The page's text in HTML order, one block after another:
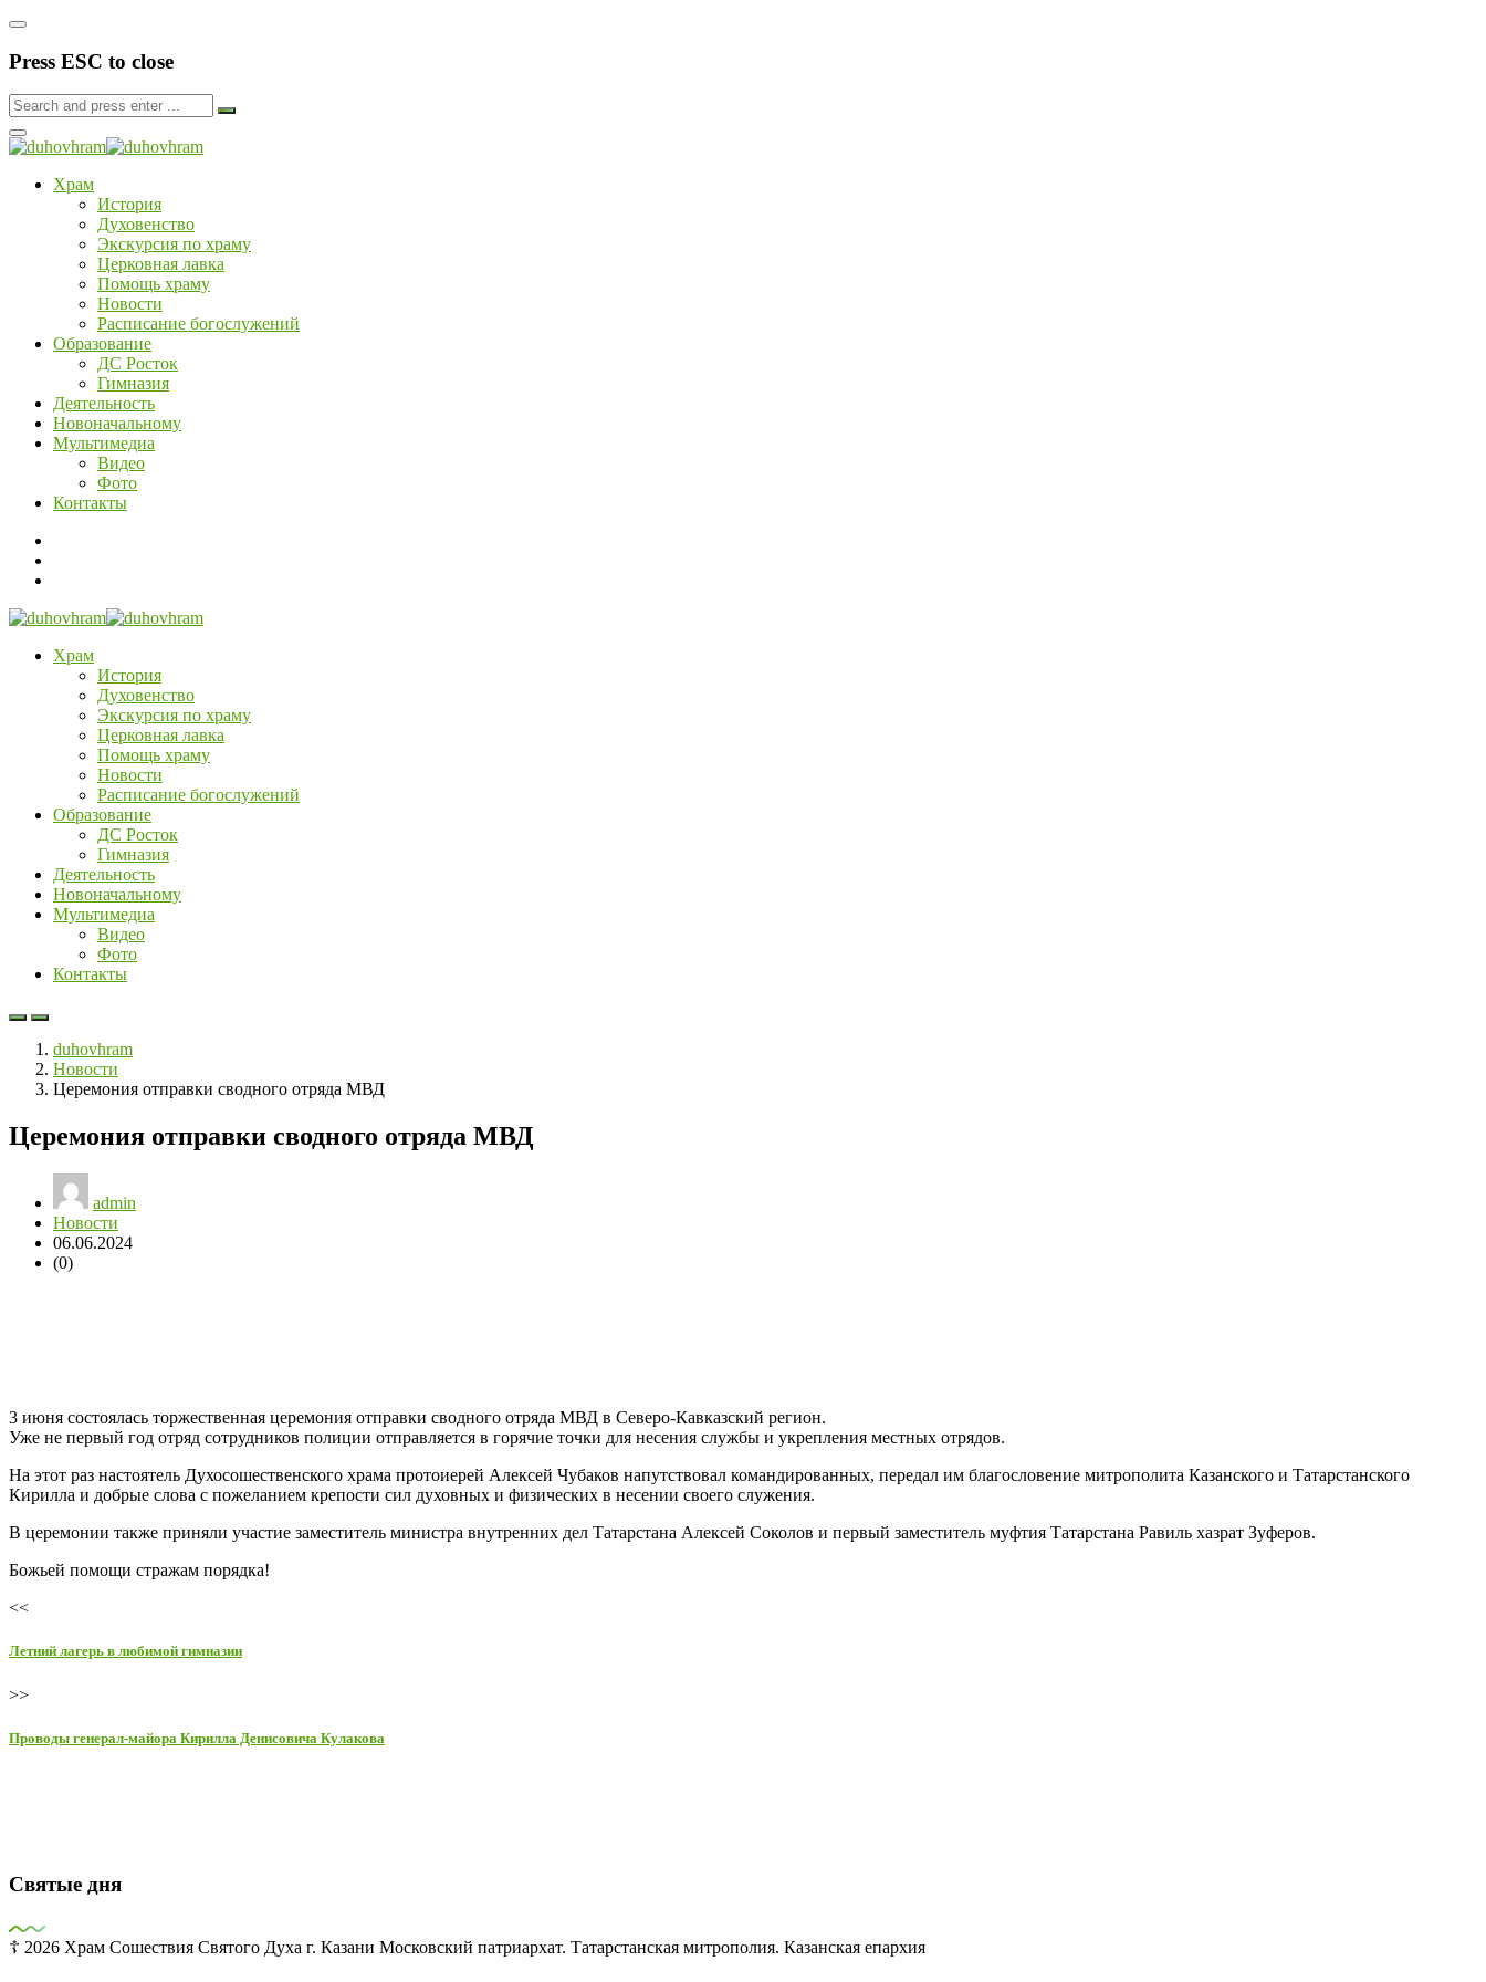
Press ESC to close
Храм
История
Духовенство
Экскурсия по храму
Церковная лавка
Помощь храму
Новости
Расписание богослужений
Образование
ДС Росток
Гимназия
Деятельность
Новоначальному
Мультимедиа
Видео
Фото
Контакты
Храм
История
Духовенство
Экскурсия по храму
Церковная лавка
Помощь храму
Новости
Расписание богослужений
Образование
ДС Росток
Гимназия
Деятельность
Новоначальному
Мультимедиа
Видео
Фото
Контакты
duhovhram
Новости
Церемония отправки сводного отряда МВД
Церемония отправки сводного отряда МВД
admin
Новости
06.06.2024
(0)
3 июня состоялась торжественная церемония отправки сводного отряда МВД в Северо-Кавказский регион.
Уже не первый год отряд сотрудников полиции отправляется в горячие точки для несения службы и укрепления местных отрядов.
На этот раз настоятель Духосошественского храма протоиерей Алексей Чубаков напутствовал командированных, передал им благословение митрополита Казанского и Татарстанского
Кирилла и добрые слова с пожеланием крепости сил духовных и физических в несении своего служения.
В церемонии также приняли участие заместитель министра внутренних дел Татарстана Алексей Соколов и первый заместитель муфтия Татарстана Равиль хазрат Зуферов.
Божьей помощи стражам порядка!
<<
Летний лагерь в любимой гимназии
>>
Проводы генерал-майора Кирилла Денисовича Кулакова
Святые дня
☦ 2026 Храм Сошествия Святого Духа г. Казани Московский патриархат. Татарстанская митрополия. Казанская епархия